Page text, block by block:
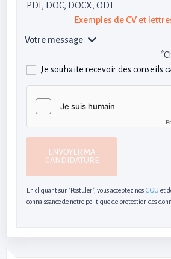
PDF, DOC, DOCX, ODT
Exemples de CV et
Votre message
Je souhaite recevoir des conseils
ENVOYER MA
CANDIDATURE
En cliquant sur "Postuler", vous acceptez nos CGU et
connaissance de notre politique de protection des